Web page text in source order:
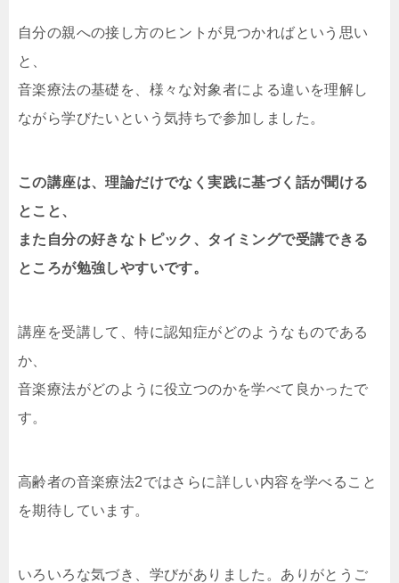
自分の親への接し方のヒントが見つかればという思い
と、
音楽療法の基礎を、様々な対象者による違いを理解し
ながら学びたいという気持ちで参加しました。
この講座は、理論だけでなく実践に基づく話が聞ける
とこと、
また自分の好きなトピック、タイミングで受講できる
ところが勉強しやすいです。
講座を受講して、特に認知症がどのようなものである
か、
音楽療法がどのように役立つのかを学べて良かったで
す。
高齢者の音楽療法2ではさらに詳しい内容を学べること
を期待しています。
いろいろな気づき、学びがありました。ありがとうご